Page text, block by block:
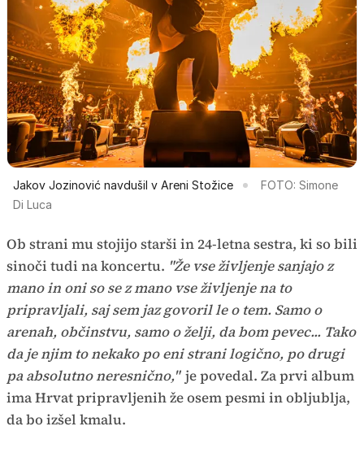
Jakov Jozinović navdušil v Areni Stožice
FOTO: Simone
Di Luca
Ob strani mu stojijo starši in 24-letna sestra, ki so bili
sinoči tudi na koncertu. "Že vse življenje sanjajo z
mano in oni so se z mano vse življenje na to
pripravljali, saj sem jaz govoril le o tem. Samo o
arenah, občinstvu, samo o želji, da bom pevec... Tako
da je njim to nekako po eni strani logično, po drugi
pa absolutno neresnično," je povedal. Za prvi album
ima Hrvat pripravljenih že osem pesmi in obljublja,
da bo izšel kmalu.